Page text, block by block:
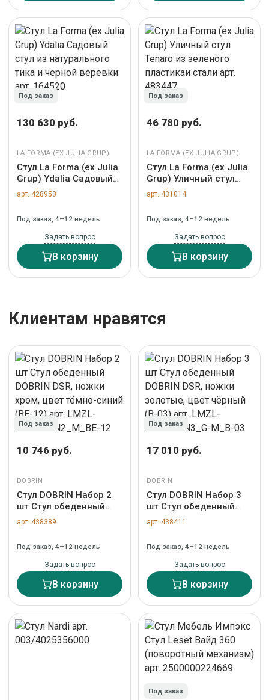
Под заказ
130 630 руб.
LA FORMA (ЕХ JULIA GRUP)
Стул La Forma (ех Julia
Grup) Ydalia Садовый
стул из натурального
тика и черной веревки
арт. 428950
Под заказ, 4–12 недель
Задать вопрос
В корзину
Под заказ
46 780 руб.
LA FORMA (ЕХ JULIA GRUP)
Стул La Forma (ех Julia
Grup) Уличный стул
Tenaro из зеленого
пластикаи стали арт.
арт. 431014
Под заказ, 4–12 недель
Задать вопрос
В корзину
Клиентам нравятся
Под заказ
10 746 руб.
DOBRIN
Стул DOBRIN Набор 2
шт Стул обеденный
DOBRIN DSR, ножки
хром, цвет тёмно-
LMZL-PP638A-
N2_M_BE-12
арт. 438389
Под заказ, 4–12 недель
Задать вопрос
В корзину
Под заказ
17 010 руб.
DOBRIN
Стул DOBRIN Набор 3
шт Стул обеденный
DOBRIN DSR, ножки
золотые, цвет чёрный
PP638A-N3_G-M_B-03
арт. 438411
Под заказ, 4–12 недель
Задать вопрос
В корзину
Под заказ